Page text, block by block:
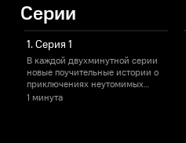
Серии
1. Серия 1
В каждой двухминутной серии
новые поучительные истории о
приключениях неутомимых
проказников, Маши и Саши.
1 минута